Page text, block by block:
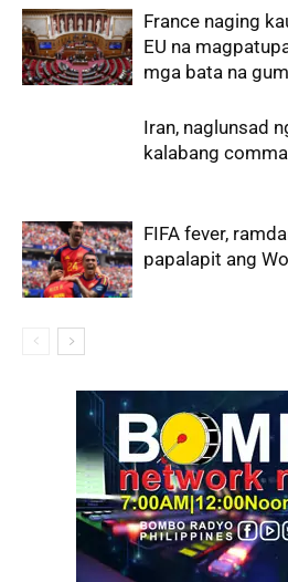
France naging
EU na
mga bata na
Iran, naglunsad
kalabang
FIFA fever,
papalapit ang